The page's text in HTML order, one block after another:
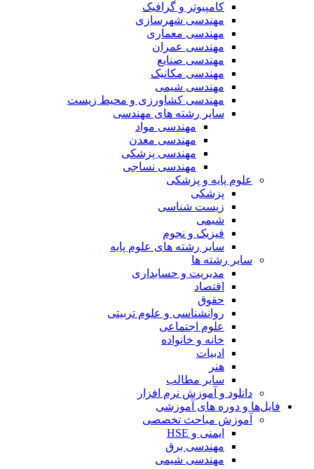
کامپیوتر و گرافیک
مهندسی شهرسازی
مهندسی معماری
مهندسی عمران
مهندسی صنایع
مهندسی مکانیک
مهندسی شیمی
مهندسی کشاورزی و محیط زیست
سایر رشته های مهندسی
مهندسی مواد
مهندسی معدن
مهندسی پزشکی
مهندسی نساجی
علوم پایه و پزشکی
پزشکی
زیست شناسی
شیمی
فیزیک و نجوم
سایر رشته های علوم پایه
سایر رشته ها
مدیریت و حسابداری
اقتصاد
حقوق
روانشناسی و علوم تربیتی
علوم اجتماعی
خانه و خانواده
ادبیات
هنر
سایر مطالب
دانلود و آموزش نرم افزار
فایل‌ها و دوره های آموزشی
آموزش مباحث تخصصی
ایمنی و HSE
مهندسی برق
مهندسی شیمی